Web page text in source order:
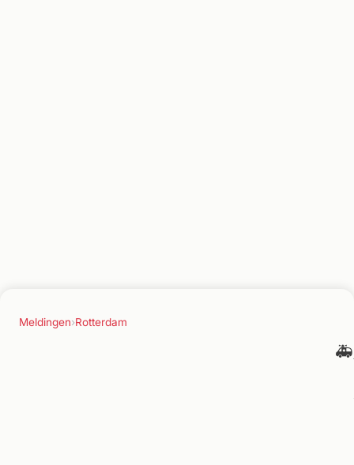
Meldingen›Rotterdam
🚑